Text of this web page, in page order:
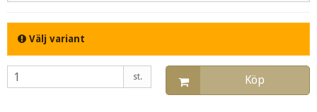
Välj variant
st. Köp